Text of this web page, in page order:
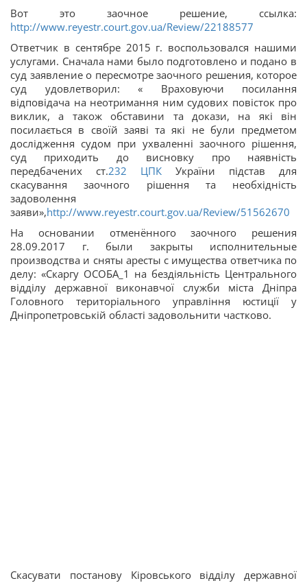
Вот это заочное решение, ссылка:
http://www.reyestr.court.gov.ua/Review/22188577
Ответчик в сентябре 2015 г. воспользовался нашими
услугами. Сначала нами было подготовлено и подано в
суд заявление о пересмотре заочного решения, которое
суд удовлетворил: « Враховуючи посилання
відповідача на неотримання ним судових повісток про
виклик, а також обставини та докази, на які він
посилається в своїй заяві та які не були предметом
дослідження судом при ухваленні заочного рішення,
суд приходить до висновку про наявність
передбачених ст.232 ЦПК України підстав для
скасування заочного рішення та необхідність
задоволення
заяви»,http://www.reyestr.court.gov.ua/Review/51562670
На основании отменённого заочного решения
28.09.2017 г. были закрыты исполнительные
производства и сняты аресты с имущества ответчика по
делу: «Скаргу ОСОБА_1 на бездіяльність Центрального
відділу державної виконавчої служби міста Дніпра
Головного територіального управління юстиції у
Дніпропетровській області задовольнити частково.
Скасувати постанову Кіровського відділу державної